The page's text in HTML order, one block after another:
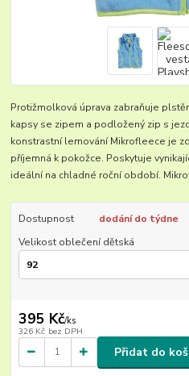
Protižmolková úprava zabraňuje
kapsy se zipem a podložený zip s
konstrastní lemování Mikrofleece je
příjemná k pokožce. Poskytuje
ideální na chladné roční období.
Dostupnost
dodání do týdne
Velikost oblečení dětská
395 Kč/ks
326 Kč bez DPH
Přidat do